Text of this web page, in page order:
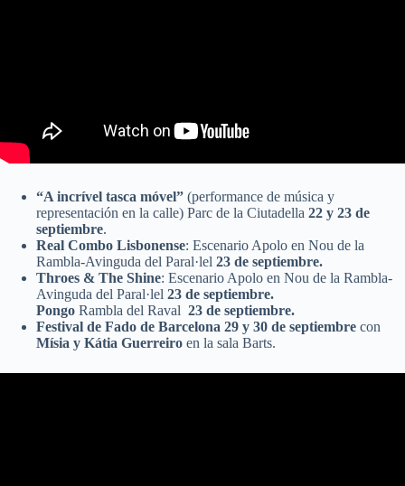
“A incrível tasca móvel” (performance de música y
representación en la calle) Parc de la Ciutadella 22 y 23 de
septiembre.
Real Combo Lisbonense: Escenario Apolo en Nou de la
Rambla-Avinguda del Paral·lel 23 de septiembre.
Throes & The Shine: Escenario Apolo en Nou de la Rambla-
Avinguda del Paral·lel 23 de septiembre.
Pongo Rambla del Raval 23 de septiembre.
Festival de Fado de Barcelona 29 y 30 de septiembre con
Mísia y Kátia Guerreiro en la sala Barts.